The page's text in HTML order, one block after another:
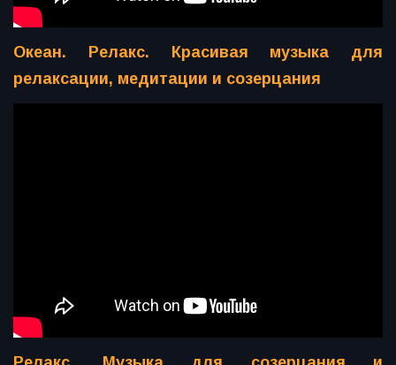
Океан. Релакс. Красивая музыка для
релаксации, медитации и созерцания